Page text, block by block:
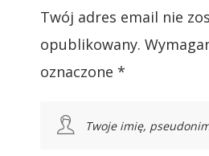
Twój adres email nie
opublikowany.
oznaczone *